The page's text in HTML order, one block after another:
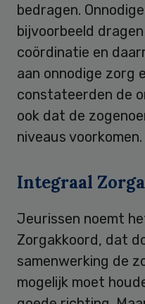
bedragen.
bijvoorbeeld
coördinatie en
aan onnodige zorg
constateerden de
ook dat de
niveaus voorkomen.
Integraal
Jeurissen noemt
Zorgakkoord, dat
samenwerking de
mogelijk moet